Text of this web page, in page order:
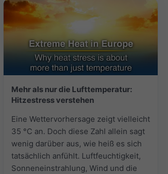
Mehr als nur die Lufttemperatur:
Hitzestress verstehen
Eine Wettervorhersage zeigt vielleicht
35 °C an. Doch diese Zahl allein sagt
wenig darüber aus, wie heiß es sich
tatsächlich anfühlt. Luftfeuchtigkeit,
Sonneneinstrahlung, Wind und die